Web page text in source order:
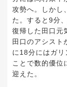
攻勢へ。しかし
た。すると9分
復帰した田口元
田口のアシスト
に18分にはガリ
ことで数的優位
迎えた。